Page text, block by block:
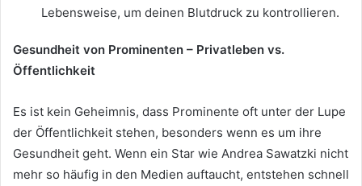
Lebensweise, um deinen Blutdruck zu kontrollieren.
Gesundheit von Prominenten – Privatleben vs.
Öffentlichkeit
Es ist kein Geheimnis, dass Prominente oft unter der Lupe
der Öffentlichkeit stehen, besonders wenn es um ihre
Gesundheit geht. Wenn ein Star wie Andrea Sawatzki nicht
mehr so häufig in den Medien auftaucht, entstehen schnell